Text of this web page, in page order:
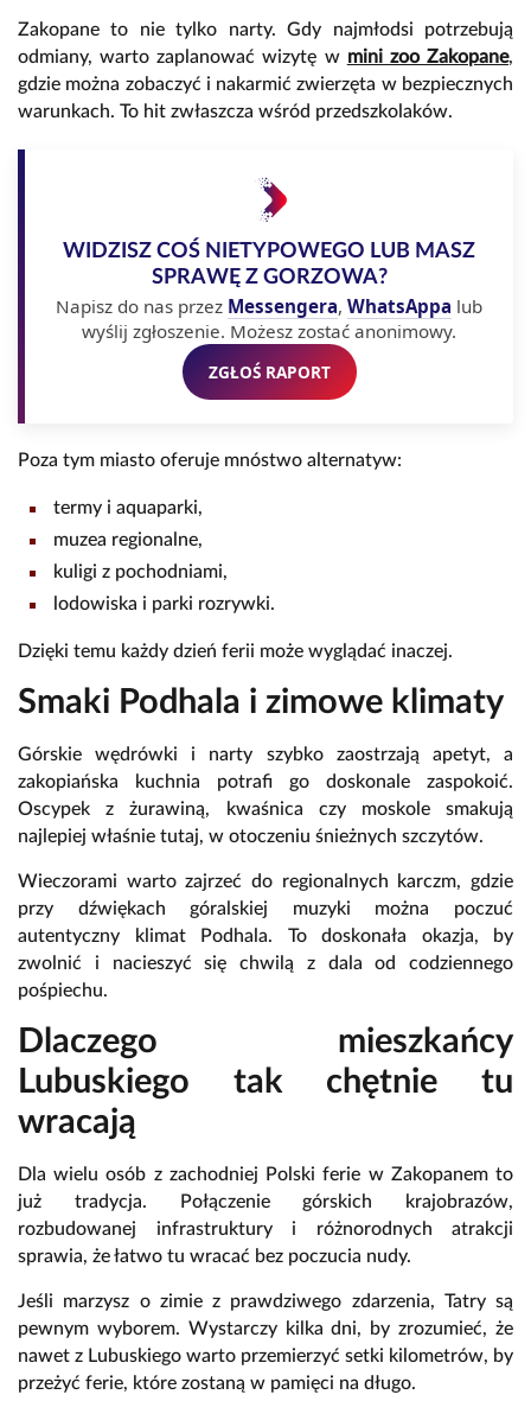
Zakopane to nie tylko narty. Gdy najmłodsi potrzebują
odmiany, warto zaplanować wizytę w mini zoo Zakopane,
gdzie można zobaczyć i nakarmić zwierzęta w bezpiecznych
warunkach. To hit zwłaszcza wśród przedszkolaków.
WIDZISZ COŚ NIETYPOWEGO LUB MASZ
SPRAWĘ Z GORZOWA?
Napisz do nas przez Messengera, WhatsAppa lub
wyślij zgłoszenie. Możesz zostać anonimowy.
ZGŁOŚ RAPORT
Poza tym miasto oferuje mnóstwo alternatyw:
termy i aquaparki,
muzea regionalne,
kuligi z pochodniami,
lodowiska i parki rozrywki.
Dzięki temu każdy dzień ferii może wyglądać inaczej.
Smaki Podhala i zimowe klimaty
Górskie wędrówki i narty szybko zaostrzają apetyt, a
zakopiańska kuchnia potrafi go doskonale zaspokoić.
Oscypek z żurawiną, kwaśnica czy moskole smakują
najlepiej właśnie tutaj, w otoczeniu śnieżnych szczytów.
Wieczorami warto zajrzeć do regionalnych karczm, gdzie
przy dźwiękach góralskiej muzyki można poczuć
autentyczny klimat Podhala. To doskonała okazja, by
zwolnić i nacieszyć się chwilą z dala od codziennego
pośpiechu.
Dlaczego mieszkańcy
Lubuskiego tak chętnie tu
wracają
Dla wielu osób z zachodniej Polski ferie w Zakopanem to
już tradycja. Połączenie górskich krajobrazów,
rozbudowanej infrastruktury i różnorodnych atrakcji
sprawia, że łatwo tu wracać bez poczucia nudy.
Jeśli marzysz o zimie z prawdziwego zdarzenia, Tatry są
pewnym wyborem. Wystarczy kilka dni, by zrozumieć, że
nawet z Lubuskiego warto przemierzyć setki kilometrów, by
przeżyć ferie, które zostaną w pamięci na długo.